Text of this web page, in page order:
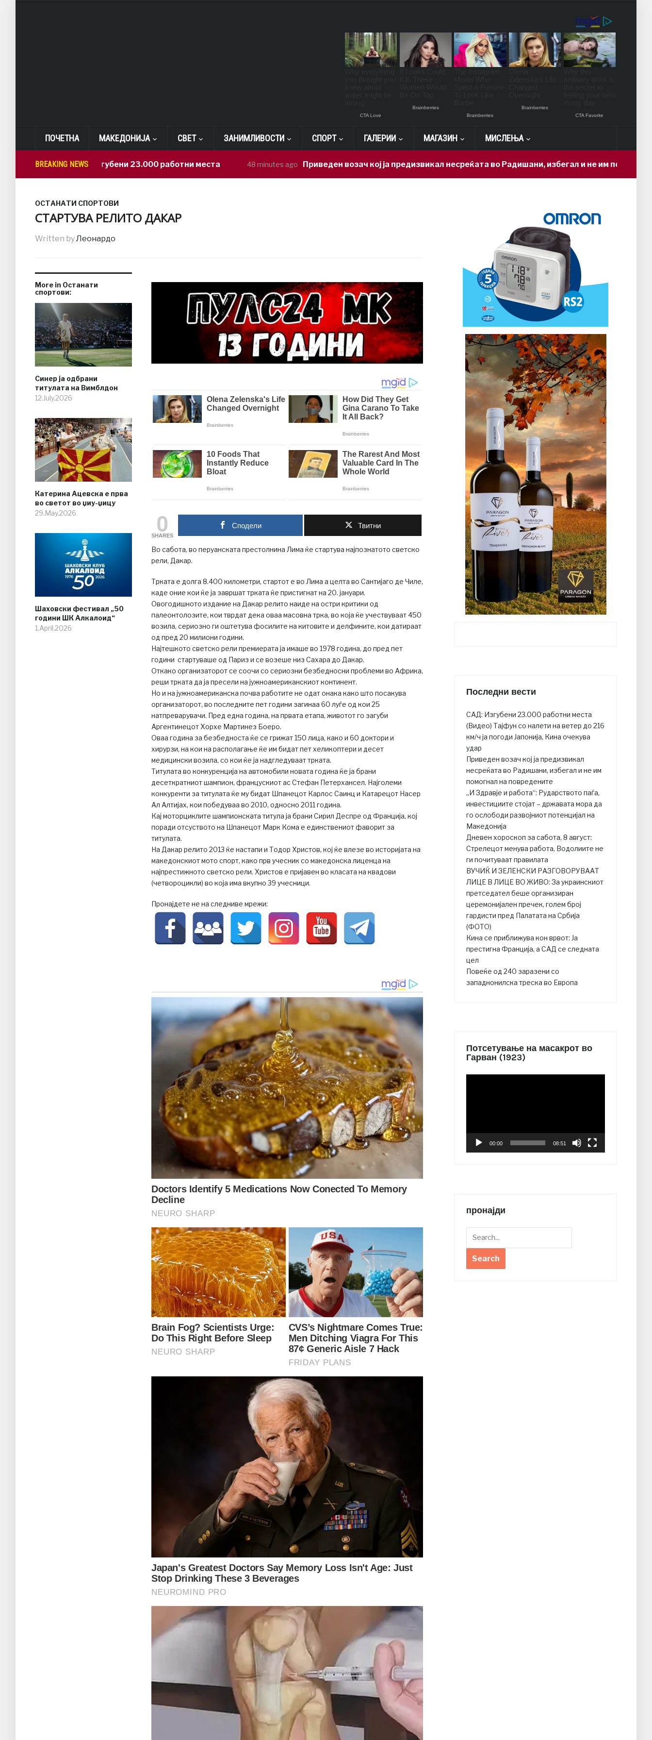
ПОЧЕТНА МАКЕДОНИЈА СВЕТ ЗАНИМЛИВОСТИ СПОРТ ГАЛЕРИИ МАГАЗИН МИСЛЕЊА
BREAKING NEWS
САД: Изгубени 23.000 работни места 48 minutes ago Приведен возач кој ја предизвикал несреќата во Радишани, избегал и не им помогнал на
ОСТАНАТИ СПОРТОВИ
СТАРТУВА РЕЛИТО ДАКАР
Written byЛеонардо
More in Останати
спортови:
Синер ја одбрани
титулата на Вимблдон
12.July.2026
Катерина Ацевска е прва
во светот во џиу-џицу
29.May.2026
Шаховски фестивал „50
години ШК Алкалоид“
1.April.2026
0
SHARES
Сподели Твитни
Во сабота, во перуанската престолнина Лима ќе стартува најпознатото светско
рели, Дакар.
Трката е долга 8.400 километри, стартот е во Лима а целта во Сантијаго де Чиле,
каде оние кои ќе ја завршат трката ќе пристигнат на 20. јануари.
Овогодишното издание на Дакар релито наиде на остри критики од
палеонтолозите, кои тврдат дека оваа масовна трка, во која ќе учествуваат 450
возила, сериозно ги оштетува фосилите на китовите и делфините, кои датираат
од пред 20 милиони години.
Најтешкото светско рели премиерата ја имаше во 1978 година, до пред пет
години стартуваше од Париз и се возеше низ Сахара до Дакар.
Откако организаторот се соочи со сериозни безбедносни проблеми во Африка,
реши трката да ја пресели на јужноамериканскиот континент.
Но и на јужноамериканска почва работите не одат онака како што посакува
организаторот, во последните пет години загинаа 60 луѓе од кои 25
натпреварувачи. Пред една година, на првата етапа, животот го загуби
Аргентинецот Хорхе Мартинез Боеро.
Оваа година за безбедноста ќе се грижат 150 лица, како и 60 доктори и
хирурзи, на кои на располагање ќе им бидат пет хеликоптери и десет
медицински возила, со кои ќе ја надгледуваат трката.
Титулата во конкуренција на автомобили новата година ќе ја брани
десеткратниот шампион, францускиот ас Стефан Петерхансел. Најголеми
конкуренти за титулата ќе му бидат Шпанецот Карлос Саинц и Катарецот Насер
Ал Алтијах, кои победуваа во 2010, односно 2011 година.
Кај моторциклите шампионската титула ја брани Сирил Деспре од Франција, кој
поради отсуството на Шпанецот Марк Кома е единствениот фаворит за
титулата.
На Дакар релито 2013 ќе настапи и Тодор Христов, кој ќе влезе во историјата на
македонскиот мото спорт, како прв учесник со македонска лиценца на
најпрестижното светско рели. Христов е пријавен во класата на квадови
(четвороцикли) во која има вкупно 39 учесници.
Пронајдете не на следниве мрежи:
Последни вести
САД: Изгубени 23.000 работни места
(Видео) Тајфун со налети на ветер до 216
км/ч ја погоди Јапонија, Кина очекува
удар
Приведен возач кој ја предизвикал
несреќата во Радишани, избегал и не им
помогнал на повредените
„И Здравје и работа“: Рударството паѓа,
инвестициите стојат – државата мора да
го ослободи развојниот потенцијал на
Македонија
Дневен хороскоп за сабота, 8 август:
Стрелецот менува работа, Водолиите не
ги почитуваат правилата
ВУЧИЌ И ЗЕЛЕНСКИ РАЗГОВОРУВААТ
ЛИЦЕ В ЛИЦЕ ВО ЖИВО: За украинскиот
претседател беше организиран
церемонијален пречек, голем број
гардисти пред Палатата на Србија
(ФОТО)
Кина се приближува кон врвот: Ја
престигна Франција, а САД се следната
цел
Повеќе од 240 заразени со
западнонилска треска во Европа
Потсетување на масакрот во
Гарван (1923)
00:00 08:51
пронајди